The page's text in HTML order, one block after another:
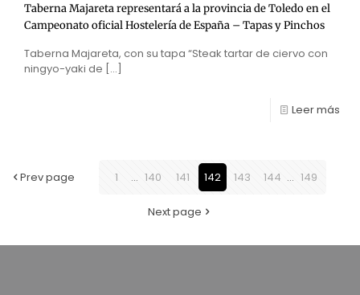
Taberna Majareta representará a la provincia de Toledo en el
Campeonato oficial Hostelería de España – Tapas y Pinchos
Taberna Majareta, con su tapa “Steak tartar de ciervo con
ningyo-yaki de […]
Leer más
Prev page 1 ... 140 141 142 143 144 ... 149
Next page